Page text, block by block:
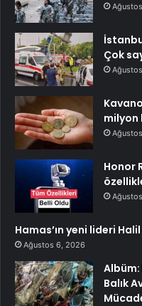
Çok
milyon
Honor
Hamas’ın yeni lideri
Ağustos 6, 2026
Albüm:
Balık